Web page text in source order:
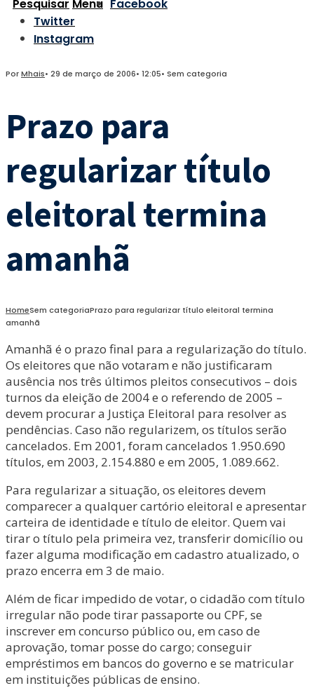
Pesquisar Menu Facebook
Twitter
Instagram
PorMhais• 29 de março de 2006• 12:05• Sem categoria
Prazo para
regularizar título
eleitoral termina
amanhã
HomeSem categoriaPrazo para regularizar título eleitoral termina
amanhã
Amanhã é o prazo final para a regularização do título.
Os eleitores que não votaram e não justificaram
ausência nos três últimos pleitos consecutivos – dois
turnos da eleição de 2004 e o referendo de 2005 –
devem procurar a Justiça Eleitoral para resolver as
pendências. Caso não regularizem, os títulos serão
cancelados. Em 2001, foram cancelados 1.950.690
títulos, em 2003, 2.154.880 e em 2005, 1.089.662.
Para regularizar a situação, os eleitores devem
comparecer a qualquer cartório eleitoral e apresentar
carteira de identidade e título de eleitor. Quem vai
tirar o título pela primeira vez, transferir domicílio ou
fazer alguma modificação em cadastro atualizado, o
prazo encerra em 3 de maio.
Além de ficar impedido de votar, o cidadão com título
irregular não pode tirar passaporte ou CPF, se
inscrever em concurso público ou, em caso de
aprovação, tomar posse do cargo; conseguir
empréstimos em bancos do governo e se matricular
em instituições públicas de ensino.